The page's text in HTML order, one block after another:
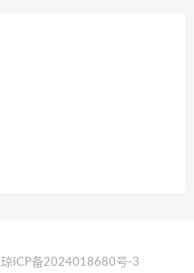
琼ICP备2024018680号-3